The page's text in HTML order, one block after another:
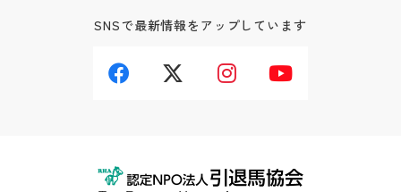
SNSで最新情報をアップしています